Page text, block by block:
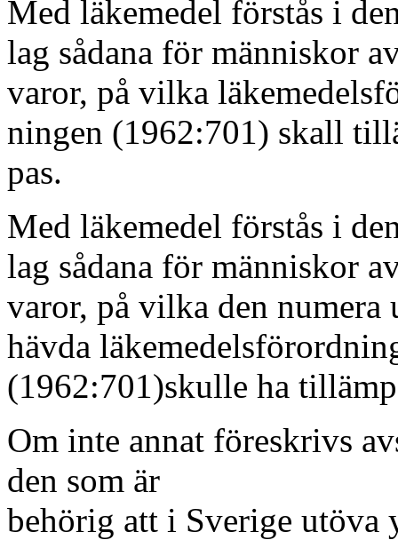
Med läkemedel förstås i
lag sådana för människor
varor, på vilka
ningen (1962:701) skall
pas.
Med läkemedel förstås i
lag sådana för människor
varor, på vilka den numera
hävda
(1962:701)skulle ha
Om inte annat föreskrivs
den som är
behörig att i Sverige utöva